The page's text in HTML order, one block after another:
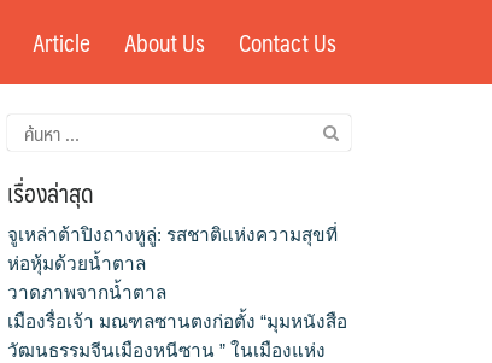
Article About Us Contact Us
ค้นหา
สำหรับ:
เรื่องล่าสุด
จูเหล่าต้าปิงถางหูลู่: รสชาติแห่งความสุขที่
ห่อหุ้มด้วยน้ำตาล
วาดภาพจากน้ำตาล
เมืองรื่อเจ้า มณฑลซานตงก่อตั้ง “มุมหนังสือ
วัฒนธรรมจีนเมืองหนีซาน ” ในเมืองแห่ง